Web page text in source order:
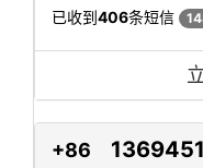
已收到406条短信
+86